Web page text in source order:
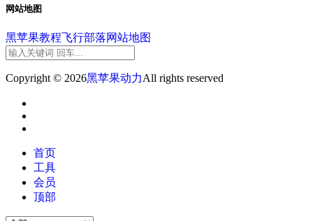
网站地图
黑苹果教程飞行部落网站地图
Copyright © 2026黑苹果动力All rights reserved
首页
工具
会员
顶部